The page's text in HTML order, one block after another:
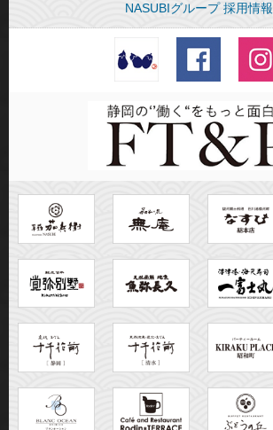
NASUBIグループ 採用情報